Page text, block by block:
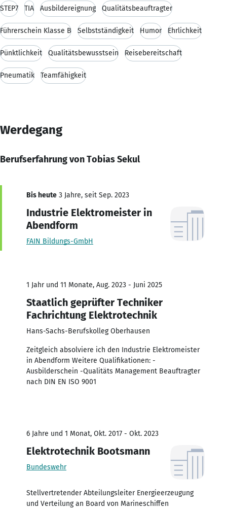
STEP7 TIA Ausbildereignung Qualitätsbeauftragter
Führerschein Klasse B Selbstständigkeit Humor Ehrlichkeit
Pünktlichkeit Qualitätsbewusstsein Reisebereitschaft
Pneumatik Teamfähigkeit
Werdegang
Berufserfahrung von Tobias Sekul
Bis heute 3 Jahre, seit Sep. 2023
Industrie Elektromeister in
Abendform
FAIN Bildungs-GmbH
1 Jahr und 11 Monate, Aug. 2023 - Juni 2025
Staatlich geprüfter Techniker
Fachrichtung Elektrotechnik
Hans-Sachs-Berufskolleg Oberhausen
Zeitgleich absolviere ich den Industrie Elektromeister
in Abendform Weitere Qualifikationen: -
Ausbilderschein -Qualitäts Management Beauftragter
nach DIN EN ISO 9001
6 Jahre und 1 Monat, Okt. 2017 - Okt. 2023
Elektrotechnik Bootsmann
Bundeswehr
Stellvertretender Abteilungsleiter Energieerzeugung
und Verteilung an Board von Marineschiffen